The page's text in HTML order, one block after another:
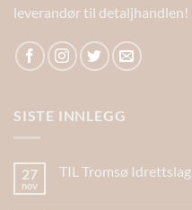
leverandør til detaljhandlen!
SISTE INNLEGG
27
nov
TIL Tromsø Idrettslag